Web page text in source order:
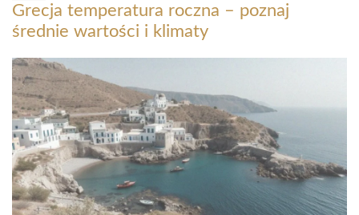
Grecja temperatura roczna – poznaj
średnie wartości i klimaty